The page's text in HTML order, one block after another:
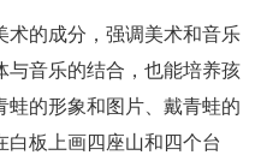
的成分，强调美术和音乐
与音乐的结合，也能培养孩
的形象和图片、戴青蛙的
板上画四座山和四个台